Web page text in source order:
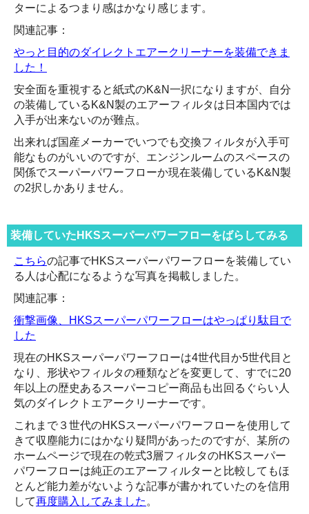
ターによるつまり感はかなり感じます。
関連記事：
やっと目的のダイレクトエアークリーナーを装備できま
した！
安全面を重視すると紙式のK&N一択になりますが、自分
の装備しているK&N製のエアーフィルタは日本国内では
入手が出来ないのが難点。
出来れば国産メーカーでいつでも交換フィルタが入手可
能なものがいいのですが、エンジンルームのスペースの
関係でスーパーパワーフローか現在装備しているK&N製
の2択しかありません。
装備していたHKSスーパーパワーフローをばらしてみる
こちらの記事でHKSスーパーパワーフローを装備してい
る人は心配になるような写真を掲載しました。
関連記事：
衝撃画像、HKSスーパーパワーフローはやっぱり駄目で
した
現在のHKSスーパーパワーフローは4世代目か5世代目と
なり、形状やフィルタの種類などを変更して、すでに20
年以上の歴史あるスーパーコピー商品も出回るぐらい人
気のダイレクトエアークリーナーです。
これまで３世代のHKSスーパーパワーフローを使用して
きて収塵能力にはかなり疑問があったのですが、某所の
ホームページで現在の乾式3層フィルタのHKSスーパー
パワーフローは純正のエアーフィルターと比較してもほ
とんど能力差がないような記事が書かれていたのを信用
して再度購入してみました 。